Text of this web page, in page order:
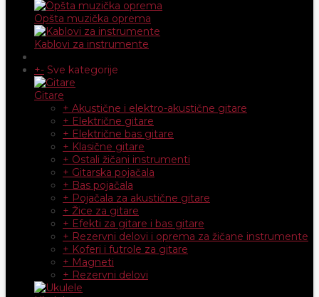
Opšta muzička oprema
Kablovi za instrumente
+- Sve kategorije
Gitare
+ Akustične i elektro-akustične gitare
+ Električne gitare
+ Električne bas gitare
+ Klasične gitare
+ Ostali žičani instrumenti
+ Gitarska pojačala
+ Bas pojačala
+ Pojačala za akustične gitare
+ Žice za gitare
+ Efekti za gitare i bas gitare
+ Rezervni delovi i oprema za žičane instrumente
+ Koferi i futrole za gitare
+ Magneti
+ Rezervni delovi